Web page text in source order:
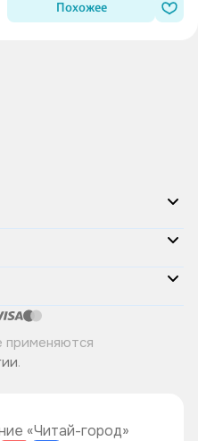
Похожее
применяются
.
«Читай-город»